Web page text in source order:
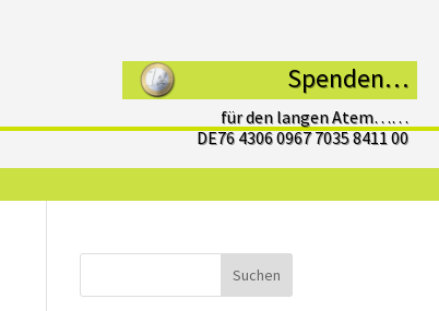
Spenden…
für den langen Atem……
DE76 4306 0967 7035 8411 00
Suchen